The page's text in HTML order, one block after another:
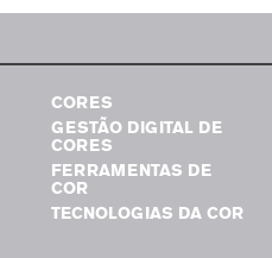
CORES
GESTÃO DIGITAL DE
CORES
FERRAMENTAS DE
COR
TECNOLOGIAS DA COR